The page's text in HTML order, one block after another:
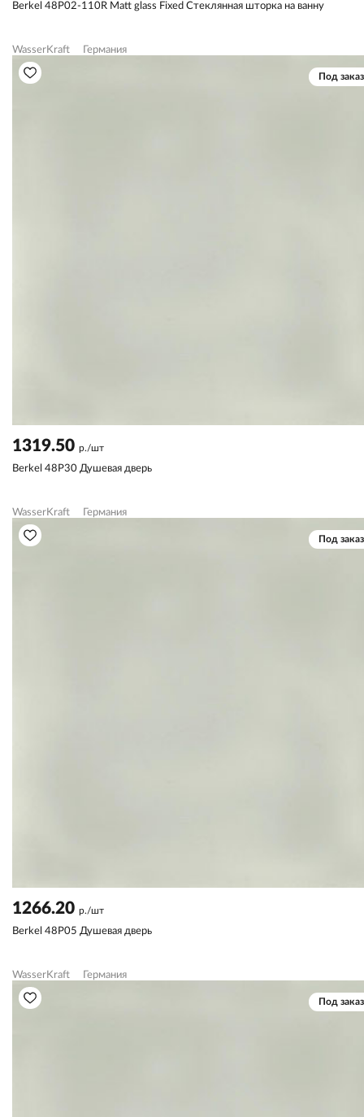
Berkel 48P02-110R Matt glass Fixed Стеклянная шторка на ванну
WasserKraft Германия
Под заказ
1319.50 р./шт
Berkel 48P30 Душевая дверь
WasserKraft Германия
Под заказ
1266.20 р./шт
Berkel 48P05 Душевая дверь
WasserKraft Германия
Под заказ